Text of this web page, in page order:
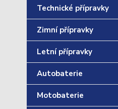
Technické přípravky
Zimní přípravky
Letní přípravky
Autobaterie
Motobaterie